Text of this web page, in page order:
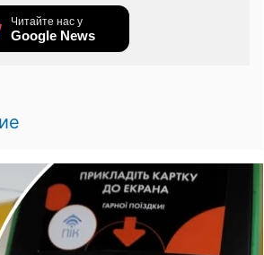
Читайте нас у
Google News